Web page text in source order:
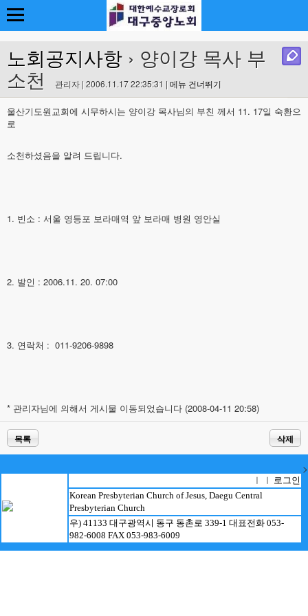
노회공지사항 › 양이강 목사 부
소천
관리자 | 2006.11.17 22:35:31 | 메뉴 건너뛰기
울산기도원교회에 시무하시는 양이강 목사님의 부친 께서 11. 17일 숙환으
로
소천하셨음을 알려 드립니다.
1. 빈소 : 서울 영등포 보라매역 앞 보라매 병원 영안실
2. 발인 : 2006.11. 20. 07:00
3. 연락처 : 011-9206-9898
* 관리자님에 의해서 게시물 이동되었습니다 (2008-04-11 20:58)
목록 삭제
>
로그인
Korean Presbyterian Church of Jesus, Daegu Central
Presbyterian Church
우) 41133 대구광역시 동구 동촌로 339-1 대표전화 053-
982-6008 FAX 053-983-6009